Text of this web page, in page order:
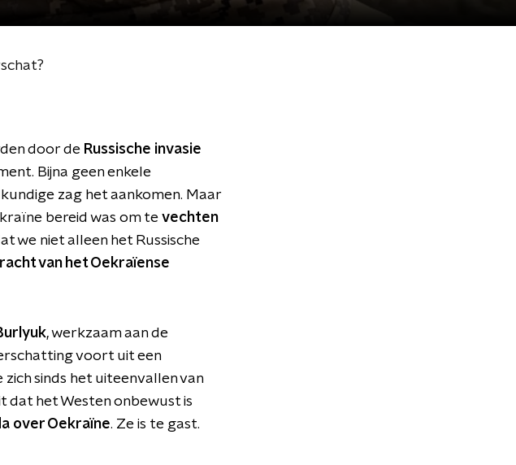
door de Russische invasie
Bijna geen enkele
zag het aankomen. Maar
bereid was om te vechten
we niet alleen het Russische
van het Oekraïense
, werkzaam aan de
voort uit een
sinds het uiteenvallen van
dat het Westen onbewust is
over Oekraïne. Ze is te gast.